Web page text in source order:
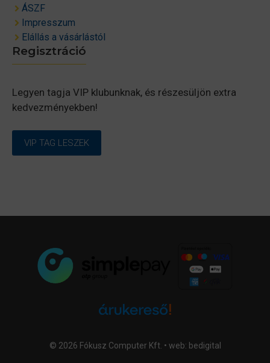
ÁSZF
Impresszum
Elállás a vásárlástól
Regisztráció
Legyen tagja VIP klubunknak, és részesüljön extra
kedvezményekben!
VIP TAG LESZEK
© 2026 Fókusz Computer Kft. • web: bedigital